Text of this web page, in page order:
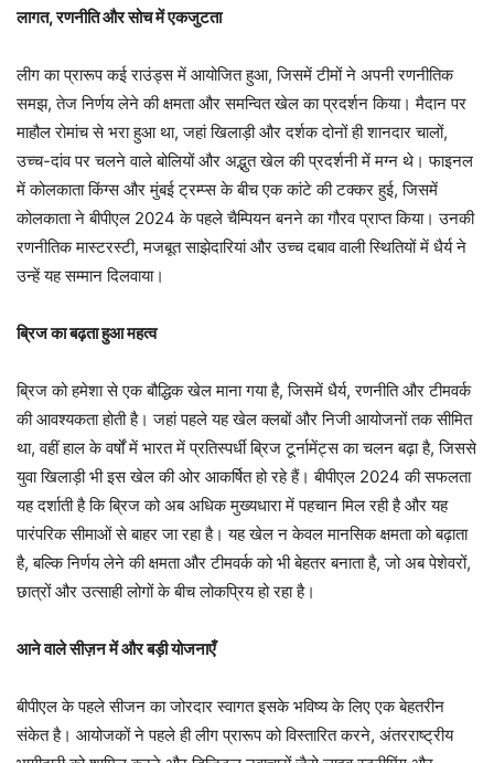
लागत, रणनीति और सोच में एकजुटता
लीग का प्रारूप कई राउंड्स में आयोजित हुआ, जिसमें टीमों ने अपनी रणनीतिक
समझ, तेज निर्णय लेने की क्षमता और समन्वित खेल का प्रदर्शन किया। मैदान पर
माहौल रोमांच से भरा हुआ था, जहां खिलाड़ी और दर्शक दोनों ही शानदार चालों,
उच्च-दांव पर चलने वाले बोलियों और अद्भुत खेल की प्रदर्शनी में मग्न थे। फाइनल
में कोलकाता किंग्स और मुंबई ट्रम्प्स के बीच एक कांटे की टक्कर हुई, जिसमें
कोलकाता ने बीपीएल 2024 के पहले चैम्पियन बनने का गौरव प्राप्त किया। उनकी
रणनीतिक मास्टरस्टी, मजबूत साझेदारियां और उच्च दबाव वाली स्थितियों में धैर्य ने
उन्हें यह सम्मान दिलवाया।
ब्रिज का बढ़ता हुआ महत्व
ब्रिज को हमेशा से एक बौद्धिक खेल माना गया है, जिसमें धैर्य, रणनीति और टीमवर्क
की आवश्यकता होती है। जहां पहले यह खेल क्लबों और निजी आयोजनों तक सीमित
था, वहीं हाल के वर्षों में भारत में प्रतिस्पर्धी ब्रिज टूर्नामेंट्स का चलन बढ़ा है, जिससे
युवा खिलाड़ी भी इस खेल की ओर आकर्षित हो रहे हैं। बीपीएल 2024 की सफलता
यह दर्शाती है कि ब्रिज को अब अधिक मुख्यधारा में पहचान मिल रही है और यह
पारंपरिक सीमाओं से बाहर जा रहा है। यह खेल न केवल मानसिक क्षमता को बढ़ाता
है, बल्कि निर्णय लेने की क्षमता और टीमवर्क को भी बेहतर बनाता है, जो अब पेशेवरों,
छात्रों और उत्साही लोगों के बीच लोकप्रिय हो रहा है।
आने वाले सीज़न में और बड़ी योजनाएँ
बीपीएल के पहले सीजन का जोरदार स्वागत इसके भविष्य के लिए एक बेहतरीन
संकेत है। आयोजकों ने पहले ही लीग प्रारूप को विस्तारित करने, अंतरराष्ट्रीय